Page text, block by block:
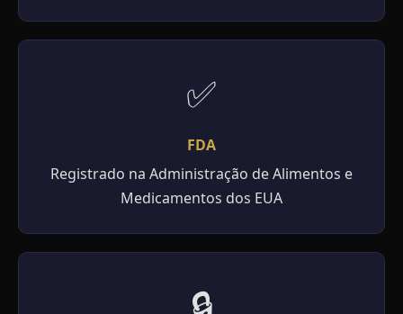
✅
FDA
Registrado na Administração de Alimentos e
Medicamentos dos EUA